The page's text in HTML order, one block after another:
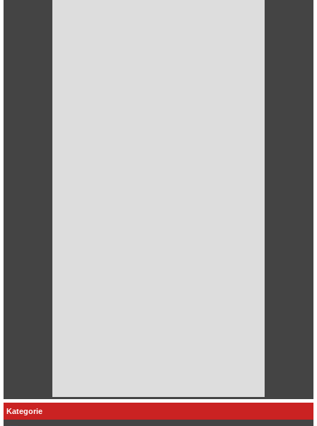
Kategorie